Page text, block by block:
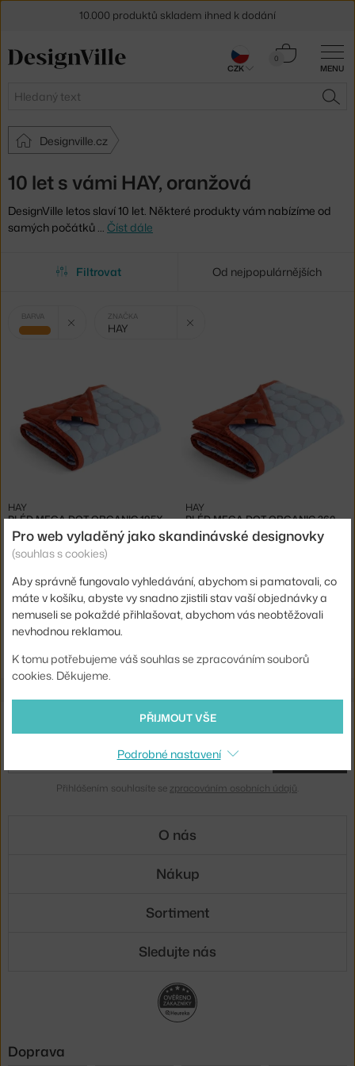
MENU
Hledat
0
Košík
Designville.cz
10 let s vámi HAY, oranžová
DesignVille letos slaví 10 let. Některé produkty vám nabízíme od
samých počátků … Číst dále
Filtrovat Od nejpopulárnějších
Vybrané
filtry:
BARVA
oranžová
ZNAČKA
HAY
PLÉD MEGA DOT ORGANIC 195X245, LIGHT BLUE
HAY
3 - 5 týdnů, 5 225 Kč
PLÉD MEGA DOT ORGANIC 260X260, LIGHT BLUE
HAY
3 - 5 týdnů,6 225 Kč
Ste zo Slovenska? Prejdite na
10.000 produktů skladem ihned k dodání
Sleva 5 % pro odběratele
CZK
Pro web vyladěný jako skandinávské designovky
(souhlas s cookies)
Aby správně fungovalo vyhledávání, abychom si pamatovali, co
máte v košíku, abyste vy snadno zjistili stav vaší objednávky a
nemuseli se pokaždé přihlašovat, abychom vás neobtěžovali
nevhodnou reklamou.
K tomu potřebujeme váš souhlas se zpracováním souborů
cookies. Děkujeme.
PŘIJMOUT VŠE
Podrobné nastavení
Přihlášením souhlasíte se zpracováním osobních údajů
O nás
Nákup
Sortiment
Sledujte nás
Doprava